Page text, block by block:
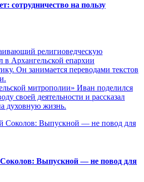
сотрудничество на пользу
религиоведческую
в Архангельской епархии
Он занимается переводами текстов
митрополии» Иван поделился
своей деятельности и рассказал
духовную жизнь.
Выпускной — не повод для